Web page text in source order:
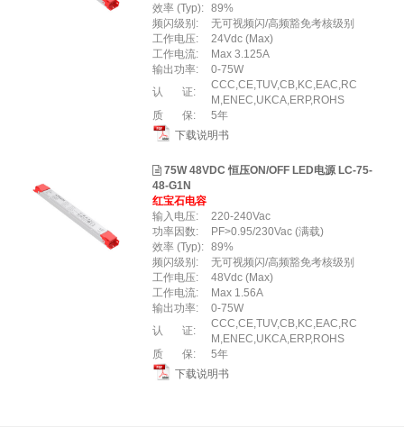
效率 (Typ): 89%
频闪级别:
⽆可视频闪/⾼频豁免考核级别
工作电压:
24Vdc (Max)
工作电流:
Max 3.125A
输出功率:
0-75W
认 证:
CCC,CE,TUV,CB,KC,EAC,RC
M,ENEC,UKCA,ERP,ROHS
质 保:
5年
下载说明书
75W 48VDC 恒压ON/OFF LED电源 LC-75-
48-G1N
红宝石电容
输入电压:
220-240Vac
功率因数:
PF>0.95/230Vac (满载)
效率 (Typ): 89%
频闪级别:
⽆可视频闪/⾼频豁免考核级别
工作电压:
48Vdc (Max)
工作电流:
Max 1.56A
输出功率:
0-75W
认 证:
CCC,CE,TUV,CB,KC,EAC,RC
M,ENEC,UKCA,ERP,ROHS
质 保:
5年
下载说明书